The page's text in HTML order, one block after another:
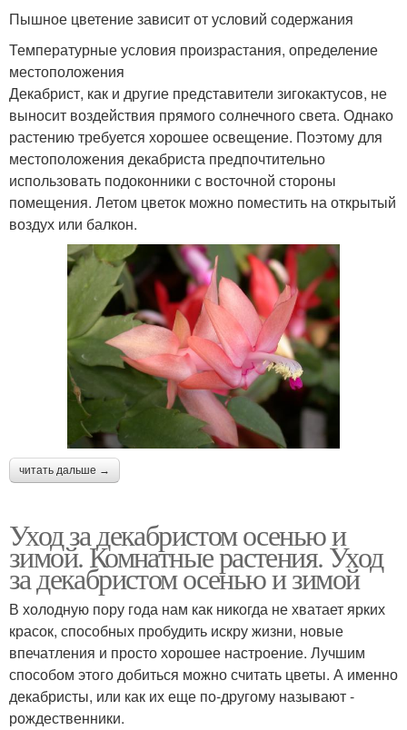
Пышное цветение зависит от условий содержания
Температурные условия произрастания, определение
местоположения
Декабрист, как и другие представители зигокактусов, не
выносит воздействия прямого солнечного света. Однако
растению требуется хорошее освещение. Поэтому для
местоположения декабриста предпочтительно
использовать подоконники с восточной стороны
помещения. Летом цветок можно поместить на открытый
воздух или балкон.
читать дальше →
Уход за декабристом осенью и
зимой. Комнатные растения. Уход
за декабристом осенью и зимой
В холодную пору года нам как никогда не хватает ярких
красок, способных пробудить искру жизни, новые
впечатления и просто хорошее настроение. Лучшим
способом этого добиться можно считать цветы. А именно
декабристы, или как их еще по-другому называют -
рождественники.